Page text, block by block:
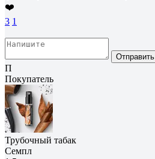
❤️
3 1
Отправить
П
Покупатель
Трубочный табак
Семпл